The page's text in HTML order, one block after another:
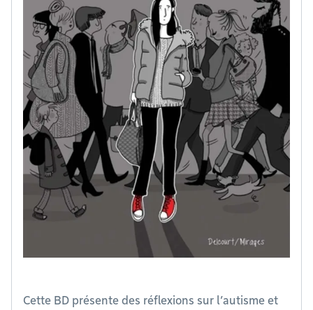
Cette BD présente des réflexions sur l’autisme et